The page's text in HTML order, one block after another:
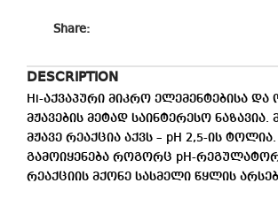
Share:
DESCRIPTION
Hi-აქვაპური მიკრო ელემენტებისა
მჟავების მეტად საინტერესო ნაზავია.
მჟავე რეაქცია აქვს – pH 2,5-ის
გამოიყენება როგორც pH-
რეაქციის მქონე სასმელი წყლის